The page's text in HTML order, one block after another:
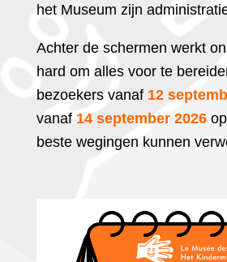
het Museum zijn
Achter de schermen werkt
hard om alles voor te
bezoekers vanaf 12
vanaf 14 september 2026
beste wegingen kunnen